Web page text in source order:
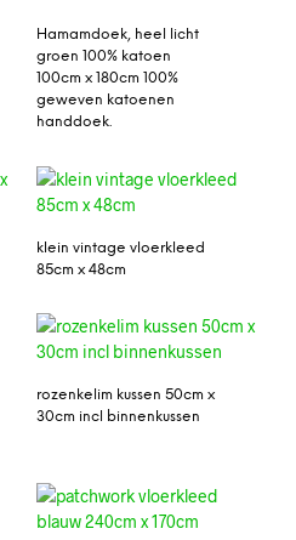
Hamamdoek, heel licht
groen 100% katoen
100cm x 180cm 100%
geweven katoenen
handdoek.
klein vintage vloerkleed
85cm x 48cm
rozenkelim kussen 50cm x
30cm incl binnenkussen